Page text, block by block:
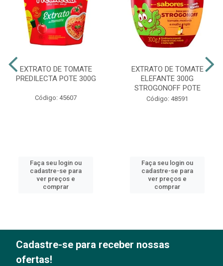
EXTRATO DE TOMATE
PREDILECTA POTE 300G
Código: 45607
Faça seu login ou
cadastre-se para
ver preços e
comprar
EXTRATO DE TOMATE
ELEFANTE 300G
STROGONOFF POTE
Código: 48591
Faça seu login ou
cadastre-se para
ver preços e
comprar
Cadastre-se para receber nossas
ofertas!